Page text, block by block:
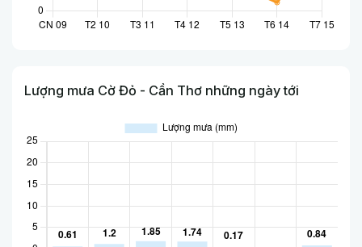
Lượng mưa Cờ Đỏ - Cần Thơ những ngày tới